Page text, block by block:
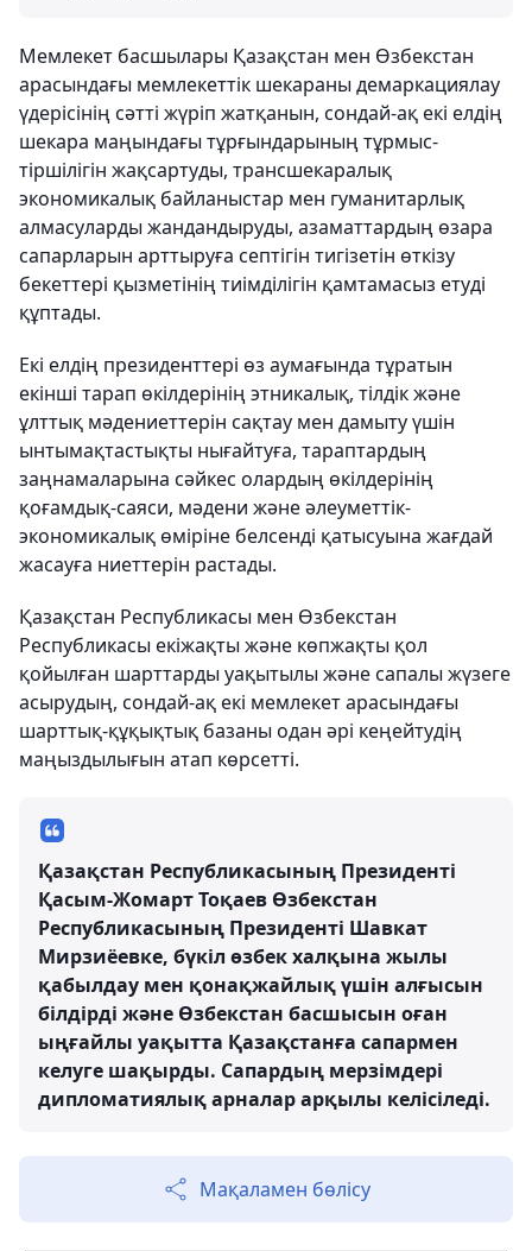
Мемлекет басшылары Қазақстан мен Өзбекстан
арасындағы мемлекеттік шекараны демаркациялау
үдерісінің сәтті жүріп жатқанын, сондай-ақ екі елдің
шекара маңындағы тұрғындарының тұрмыс-
тіршілігін жақсартуды, трансшекаралық
экономикалық байланыстар мен гуманитарлық
алмасуларды жандандыруды, азаматтардың өзара
сапарларын арттыруға септігін тигізетін өткізу
бекеттері қызметінің тиімділігін қамтамасыз етуді
құптады.
Екі елдің президенттері өз аумағында тұратын
екінші тарап өкілдерінің этникалық, тілдік және
ұлттық мәдениеттерін сақтау мен дамыту үшін
ынтымақтастықты нығайтуға, тараптардың
заңнамаларына сәйкес олардың өкілдерінің
қоғамдық-саяси, мәдени және әлеуметтік-
экономикалық өміріне белсенді қатысуына жағдай
жасауға ниеттерін растады.
Қазақстан Республикасы мен Өзбекстан
Республикасы екіжақты және көпжақты қол
қойылған шарттарды уақытылы және сапалы жүзеге
асырудың, сондай-ақ екі мемлекет арасындағы
шарттық-құқықтық базаны одан әрі кеңейтудің
маңыздылығын атап көрсетті.
Қазақстан Республикасының Президенті
Қасым-Жомарт Тоқаев Өзбекстан
Республикасының Президенті Шавкат
Мирзиёевке, бүкіл өзбек халқына жылы
қабылдау мен қонақжайлық үшін алғысын
білдірді және Өзбекстан басшысын оған
ыңғайлы уақытта Қазақстанға сапармен
келуге шақырды. Сапардың мерзімдері
дипломатиялық арналар арқылы келісіледі.
Мақаламен бөлісу